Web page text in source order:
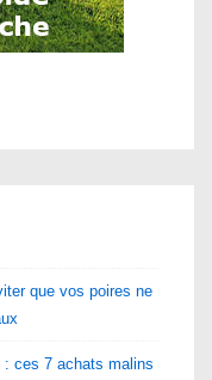
que vos poires ne
: ces 7 achats malins